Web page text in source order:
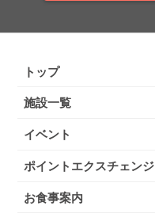
トップ
施設一覧
イベント
ポイントエクスチェンジ
お食事案内